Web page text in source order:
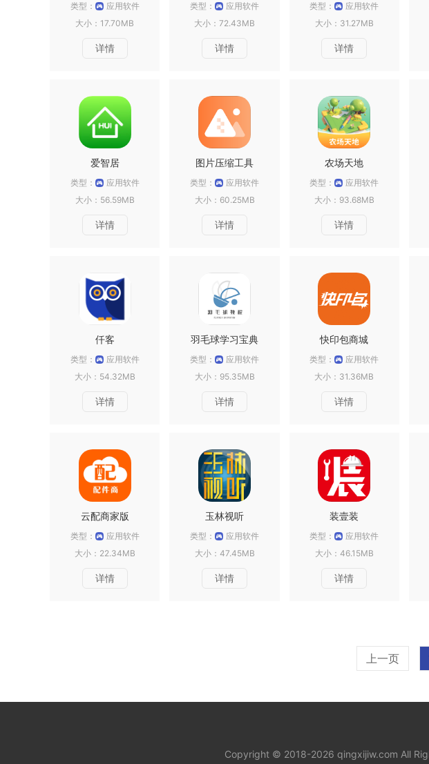
类型：
应用软件
大小：17.70MB
详情
类型：
应用软件
大小：72.43MB
详情
类型：
应用软件
大小：31.27MB
详情
爱智居
类型：
应用软件
大小：56.59MB
详情
图片压缩工具
类型：
应用软件
大小：60.25MB
详情
农场天地
类型：
应用软件
大小：93.68MB
详情
仟客
类型：
应用软件
大小：54.32MB
详情
羽毛球学习宝典
类型：
应用软件
大小：95.35MB
详情
快印包商城
类型：
应用软件
大小：31.36MB
详情
云配商家版
类型：
应用软件
大小：22.34MB
详情
玉林视听
类型：
应用软件
大小：47.45MB
详情
装壹装
类型：
应用软件
大小：46.15MB
详情
上一页
Copyright © 2018-2026 qingxijiw.com All